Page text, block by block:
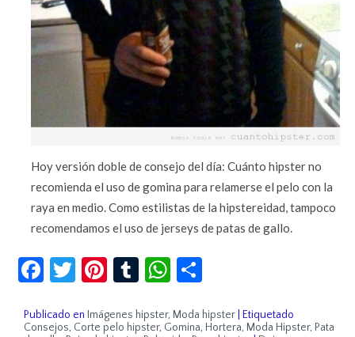
Hoy versión doble de consejo del día: Cuánto hipster no
recomienda el uso de gomina para relamerse el pelo con la
raya en medio. Como estilistas de la hipstereidad, tampoco
recomendamos el uso de jerseys de patas de gallo.
Facebook
Twitter
Pinterest
TumblrWhatsApp
Publicado en Imágenes hipster, Moda hipster
Etiquetado
Consejos, Corte pelo hipster, Gomina, Hortera, Moda Hipster, Pata